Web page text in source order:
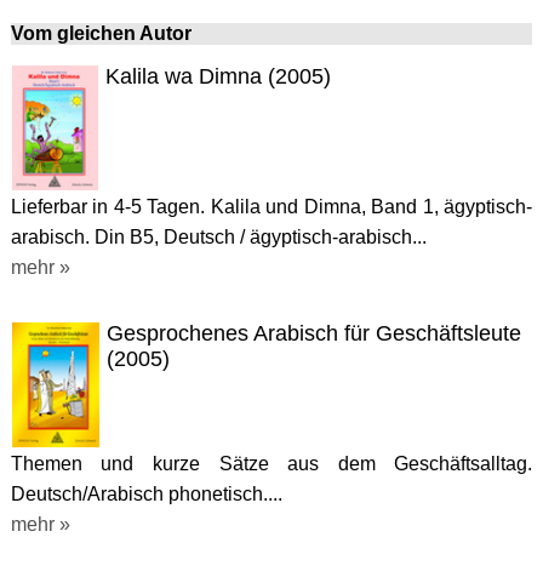
Vom gleichen Autor
Kalila wa Dimna (2005)
Lieferbar in 4-5 Tagen. Kalila und Dimna, Band 1, ägyptisch-
arabisch. Din B5, Deutsch / ägyptisch-arabisch...
mehr »
Gesprochenes Arabisch für Geschäftsleute
(2005)
Themen und kurze Sätze aus dem Geschäftsalltag.
Deutsch/Arabisch phonetisch....
mehr »